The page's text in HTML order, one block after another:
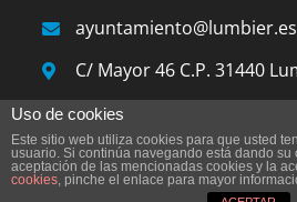
ayuntamiento@lumbier.es
C/ Mayor 46 C.P. 31440
© 2015 Ayuntamiento de
Accesibilidad|by
Uso de cookies
Este sitio web utiliza cookies para que usted
usuario. Si continúa navegando está dando su
aceptación de las mencionadas cookies y la
cookies, pinche el enlace para mayor